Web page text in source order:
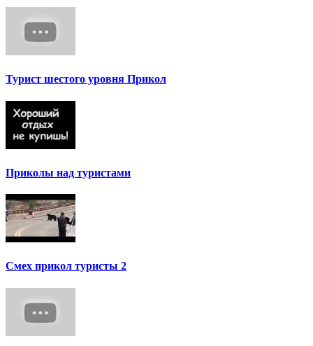
Турист шестого уровня Прикол
Приколы над туристами
Смех прикол туристы 2